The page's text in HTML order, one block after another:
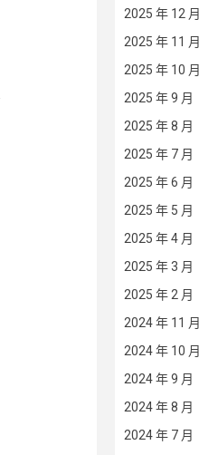
2025 年 12 月
2025 年 11 月
2025 年 10 月
2025 年 9 月
2025 年 8 月
2025 年 7 月
2025 年 6 月
2025 年 5 月
2025 年 4 月
2025 年 3 月
2025 年 2 月
2024 年 11 月
2024 年 10 月
2024 年 9 月
2024 年 8 月
2024 年 7 月